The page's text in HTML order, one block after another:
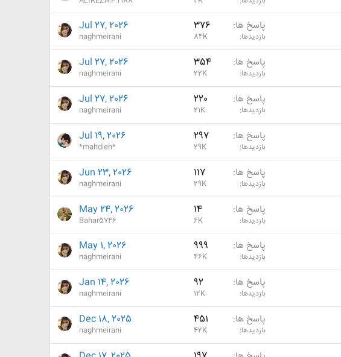
پاسخ ها 376
بازدیدها 84K
Jul 27, 2026
naghmeirani
پاسخ ها 354
بازدیدها 22K
Jul 27, 2026
naghmeirani
پاسخ ها 220
بازدیدها 21K
Jul 27, 2026
naghmeirani
پاسخ ها 297
بازدیدها 29K
Jul 19, 2026
*mahdieh*
پاسخ ها 117
بازدیدها 29K
Jun 23, 2026
naghmeirani
پاسخ ها 14
بازدیدها 6K
May 24, 2026
Bahar5746
پاسخ ها 999
بازدیدها 46K
May 1, 2026
naghmeirani
پاسخ ها 92
بازدیدها 12K
Jan 14, 2026
naghmeirani
پاسخ ها 451
بازدیدها 42K
Dec 18, 2025
naghmeirani